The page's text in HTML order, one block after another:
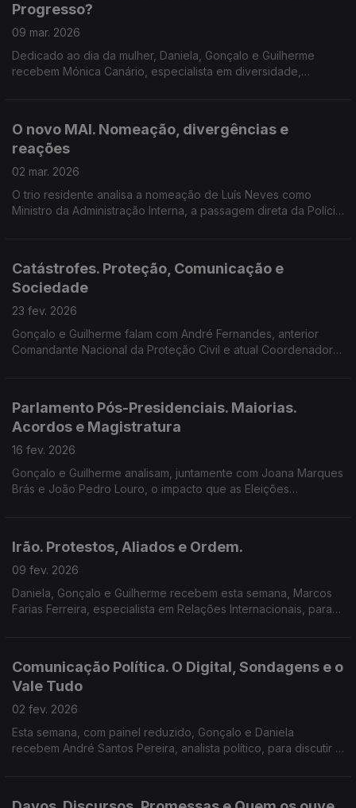
Progresso?
09 mar. 2026
Dedicado ao dia da mulher, Daniela, Gonçalo e Guilherme
recebem Mónica Canário, especialista em diversidade,
O novo MAI. Nomeação, divergências e
reações
02 mar. 2026
O trio residente analisa a nomeação de Luís Neves como
Ministro da Administração Interna, a passagem direta da Polícia
Catástrofes. Proteção, Comunicação e
Sociedade
23 fev. 2026
Gonçalo e Guilherme falam com André Fernandes, anterior
Comandante Nacional da Proteção Civil e atual Coordenador
Parlamento Pós-Presidenciais. Maiorias.
Acordos e Magistratura
16 fev. 2026
Gonçalo e Guilherme analisam, juntamente com Joana Marques
Brás e João Pedro Louro, o impacto que as Eleições
Irão. Protestos, Aliados e Ordem.
09 fev. 2026
Daniela, Gonçalo e Guilherme recebem esta semana, Marcos
Farias Ferreira, especialista em Relações Internacionais, para
Comunicação Política. O Digital, Sondagens e o
Vale Tudo
02 fev. 2026
Esta semana, com painel reduzido, Gonçalo e Daniela
recebem André Santos Pereira, analista político, para discutir o